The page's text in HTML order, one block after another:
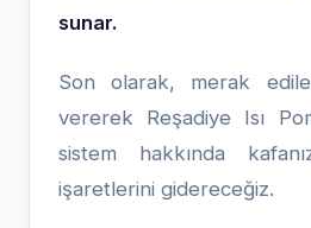
sunar.
Son olarak, merak
vererek Reşadiye Isı
sistem hakkında
işaretlerini gidereceğiz.